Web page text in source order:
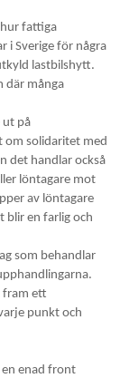
fattiga
i Sverige för några
lastbilshytt.
där många
ut på
om solidaritet med
det handlar också
löntagare mot
av löntagare
blir en farlig och
som behandlar
fram ett
punkt och
en enad front